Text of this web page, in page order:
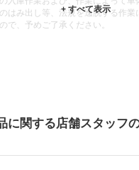
はみ出し等、法規を逸脱する作業
で、予めご了承ください。
に関する店舗スタッフ